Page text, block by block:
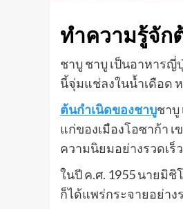
ทำความรู้จัก
ชาบู ชาบู เป็นอาหารญี่
นี้จุ่มแช่ลงในน้ำเดือด
ต้นกำเนิดของชาบูชาบู
แก่ของเมืองโอซาก้า
ความนิยมอย่างรวดเ
ในปี ค.ศ. 1955 นายมิ
ก็ได้แพร่กระจายอย่าง